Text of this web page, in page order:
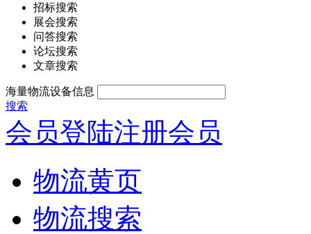
招标搜索
展会搜索
问答搜索
论坛搜索
文章搜索
海量物流设备信息
搜索
会员登陆注册会员
物流黄页
物流搜索